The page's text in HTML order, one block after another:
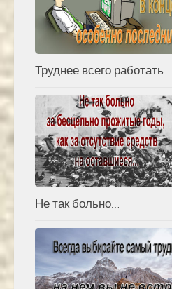
Труднее всего работать…
Не так больно…